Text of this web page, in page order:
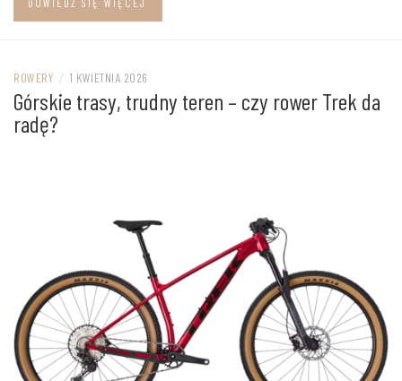
ROWERY / 1 KWIETNIA 2026
Górskie trasy, trudny teren – czy rower Trek da
radę?